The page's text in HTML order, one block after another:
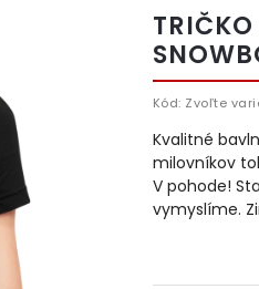
Kód: Zvoľte
Kvalitné
milovníkov
V pohode!
vymyslíme.